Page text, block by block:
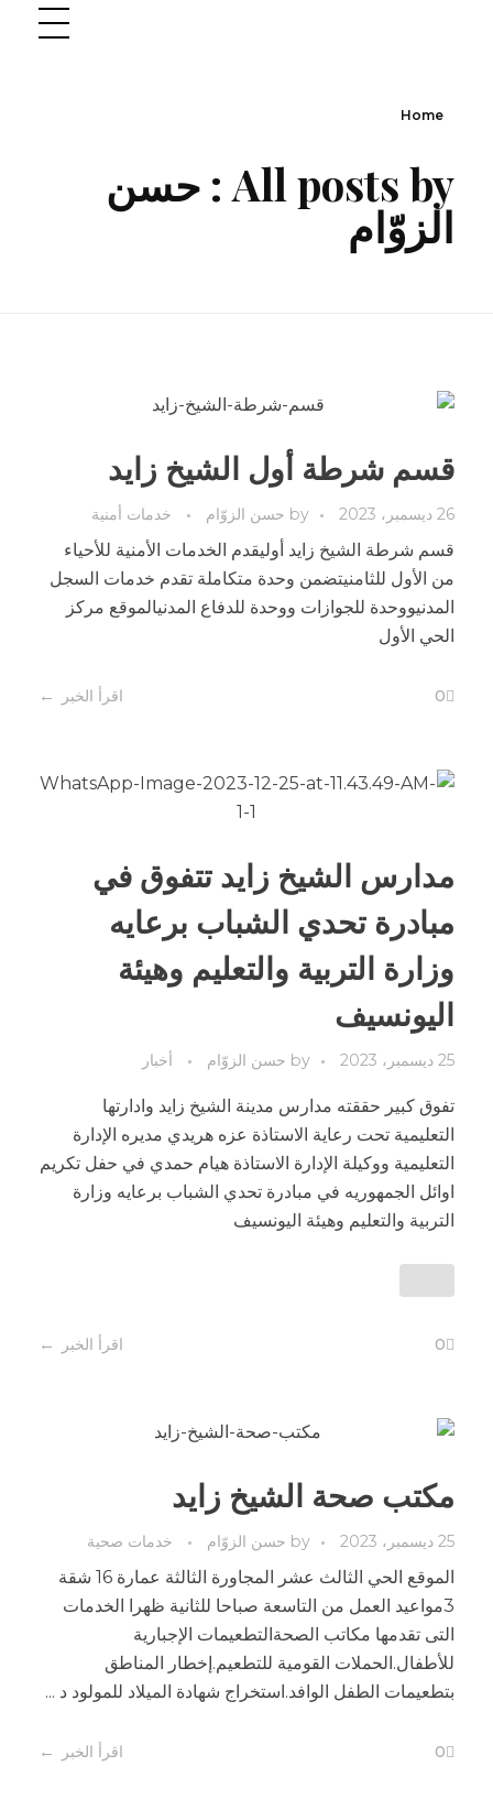
Home
All posts by : حسن
الزوّام
قسم شرطة أول الشيخ زايد
26 ديسمبر، 2023 by حسن الزوّام خدمات أمنية
قسم شرطة الشيخ زايد أوليقدم الخدمات الأمنية للأحياء
من الأول للثامنيتضمن وحدة متكاملة تقدم خدمات السجل
المدنيووحدة للجوازات ووحدة للدفاع المدنيالموقع مركز
الحي الأول
اقرأ الخبر 0
مدارس الشيخ زايد تتفوق في
مبادرة تحدي الشباب برعايه
وزارة التربية والتعليم وهيئة
اليونسيف
25 ديسمبر، 2023 by حسن الزوّام أخبار
تفوق كبير حققته مدارس مدينة الشيخ زايد وادارتها
التعليمية تحت رعاية الاستاذة عزه هريدي مديره الإدارة
التعليمية ووكيلة الإدارة الاستاذة هيام حمدي في حفل تكريم
اوائل الجمهوريه في مبادرة تحدي الشباب برعايه وزارة
التربية والتعليم وهيئة اليونسيف
اقرأ الخبر 0
مكتب صحة الشيخ زايد
25 ديسمبر، 2023 by حسن الزوّام خدمات صحية
الموقع الحي الثالث عشر المجاورة الثالثة عمارة 16 شقة
3مواعيد العمل من التاسعة صباحا للثانية ظهرا الخدمات
التى تقدمها مكاتب الصحةالتطعيمات الإجبارية
للأطفال.الحملات القومية للتطعيم.إخطار المناطق
بتطعيمات الطفل الوافد.استخراج شهادة الميلاد للمولود د ...
اقرأ الخبر 0